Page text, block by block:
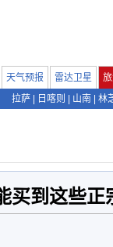
天气预报 雷达卫星
拉萨
日喀则 山南 林
买到这些正